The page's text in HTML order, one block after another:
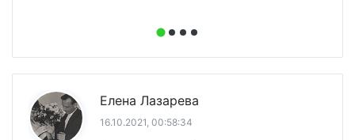
Елена Лазарева
16.10.2021, 00:58:34